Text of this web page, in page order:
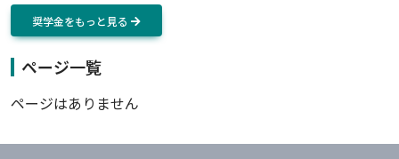
奨学金をもっと見る
ページ一覧
ページはありません